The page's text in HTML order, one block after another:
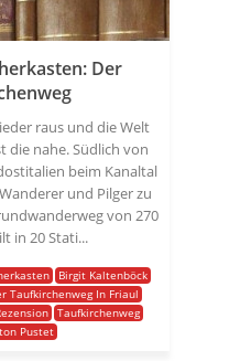
Der
raus und die Welt
die nahe. Südlich von
beim Kanaltal
und Pilger zu
von 270
in 20 Stati...
Birgit Kaltenböck
Taufkirchenweg In Friaul
Taufkirchenweg
Pustet